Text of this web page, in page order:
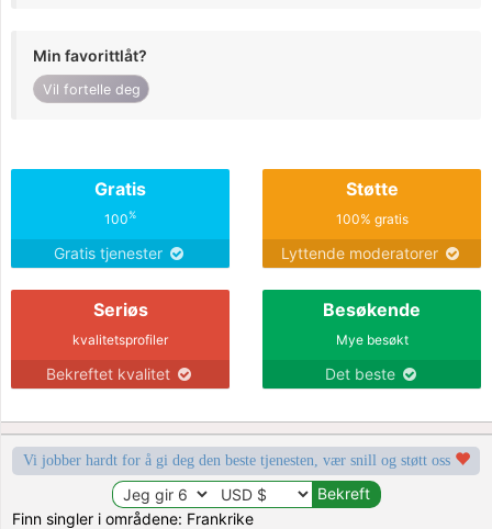
Min favorittlåt?
Vil fortelle deg
Gratis
100%
Gratis tjenester
Støtte
100% gratis
Lyttende moderatorer
Seriøs
kvalitetsprofiler
Bekreftet kvalitet
Besøkende
Mye besøkt
Det beste
Vi jobber hardt for å gi deg den beste tjenesten, vær snill og støtt oss
Finn singler i områdene: Frankrike